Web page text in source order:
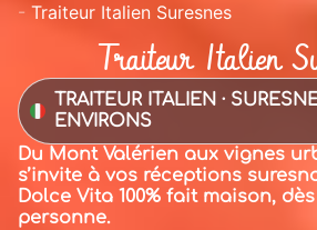
- Traiteur Italien Suresnes
Traiteur Italien
TRAITEUR ITALIEN ·
ENVIRONS
Du Mont Valérien aux vignes
s’invite à vos réceptions
Dolce Vita 100% fait maison,
personne.